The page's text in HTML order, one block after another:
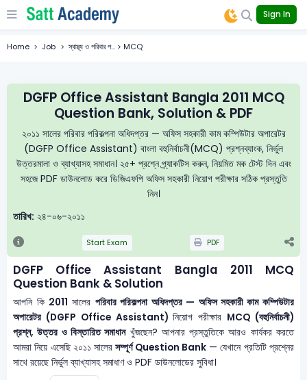
Sign In
Home Job স্বাস্থ্য ও পরিবার প... > MCQ
DGFP Office Assistant Bangla 2011 MCQ
Question Bank, Solution & PDF
২০১১ সালের পরিবার পরিকল্পনা অধিদপ্তর — অফিস সহকারী কাম কম্পিউটার অপারেটর
(DGFP Office Assistant) বাংলা বহুনির্বাচনী(MCQ) প্রশ্নব্যাংক, নির্ভুল
উত্তরমালা ও ব্যাখ্যাসহ সমাধান। ২৫+ প্রশ্নে প্র্যাকটিস করুন, নিয়মিত মক টেস্ট দিন এবং
সহজে PDF ডাউনলোড করে ডিজিএফপি অফিস সহকারী নিয়োগ পরীক্ষার সঠিক প্রস্তুতি
নিন।
তারিখ: ২৪-০৬-২০১১
Start Exam PDF
DGFP Office Assistant Bangla 2011 MCQ
Question Bank & Solution
আপনি কি 2011 সালের পরিবার পরিকল্পনা অধিদপ্তর — অফিস সহকারী কাম কম্পিউটার
অপারেটর (DGFP Office Assistant)নিয়োগ পরীক্ষার MCQ (বহুনির্বাচনী)
প্রশ্ন, উত্তর ও বিস্তারিত সমাধানখুঁজছেন? আপনার প্রস্তুতিকে আরও কার্যকর করতে
আমরা নিয়ে এসেছি ২০১১ সালেরসম্পূর্ণ Question Bank— যেখানে প্রতিটি প্রশ্নের
সাথে রয়েছে নির্ভুল ব্যাখ্যাসহ সমাধাণ ও PDF ডাউনলোডের সুবিধা।